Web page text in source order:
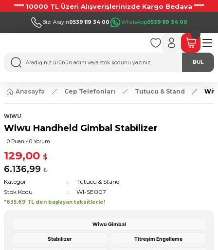
**** 10000 TL Üzeri Alışverişlerinizde Kargo Bedava ****
Bizi Arayın0539 119 34 00 WhatsApp0539 119 34 00
BUL
Anasayfa Cep Telefonları Tutucu & Stand
WIWU
Wiwu Handheld Gimbal Stabilizer
0 Puan - 0 Yorum
129,00 $
6.136,99 ₺
Kategori
Tutucu & Stand
Stok Kodu
WI-SE007
*635,69 TL den başlayan taksitlerle!
Wiwu Gimbal
Stabilizer Titreşim Engelleme